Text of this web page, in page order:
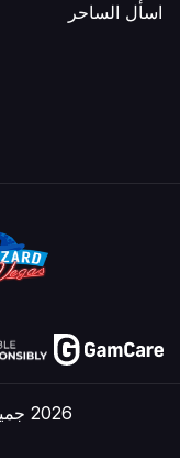
اسأل الساحر
2026 جميع الحقوق محفوظة © ١٩٩٨